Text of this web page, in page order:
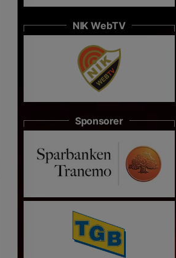
NIK WebTV
Sponsorer